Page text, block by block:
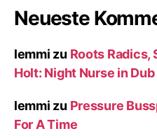
Neueste
lemmi zu Roots Radics,
Holt: Night Nurse in Dub
lemmi zu Pressure
For A Time